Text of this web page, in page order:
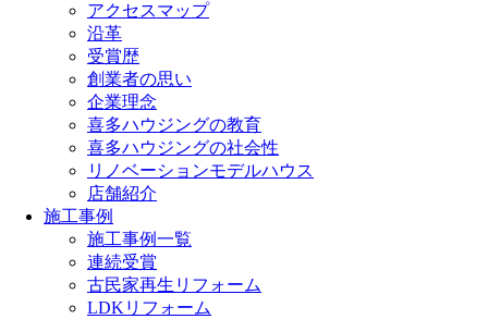
アクセスマップ
沿革
受賞歴
創業者の思い
企業理念
喜多ハウジングの教育
喜多ハウジングの社会性
リノベーションモデルハウス
店舗紹介
施工事例
施工事例一覧
連続受賞
古民家再生リフォーム
LDKリフォーム